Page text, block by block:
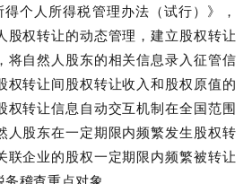
个人所得税管理办法（试行）》，
股权转让的动态管理，建立股权转让
将自然人股东的相关信息录入征管信
权转让间股权转让收入和股权原值的
权转让信息自动交互机制在全国范围
人股东在一定期限内频繁发生股权转
联企业的股权一定期限内频繁被转让